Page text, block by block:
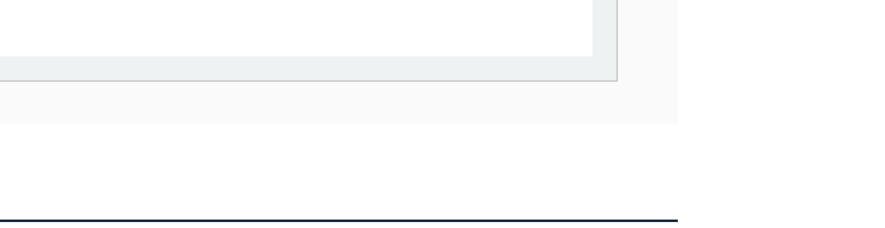
目的を明確にし、本人の同意を得たうえで利用目的の達成に必要な範